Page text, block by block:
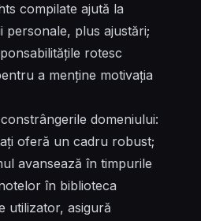
compilate ajută la
personale, plus ajustări;
rotesc
a menține motivația
domeniului:
oferă un cadru robust;
avansează în timpurile
în biblioteca
utilizator, asigură